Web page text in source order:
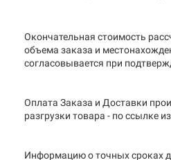
Окончательная стоимость
объема заказа и
согласовывается при
Оплата Заказа и Доставки
разгрузки товара - по ссылке
Информацию о точных сроках